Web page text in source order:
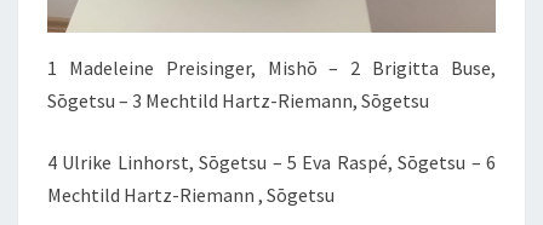
1 Madeleine Preisinger, Mishō – 2 Brigitta Buse,
Sōgetsu – 3 Mechtild Hartz-Riemann, Sōgetsu
4 Ulrike Linhorst, Sōgetsu – 5 Eva Raspé, Sōgetsu – 6
Mechtild Hartz-Riemann , Sōgetsu